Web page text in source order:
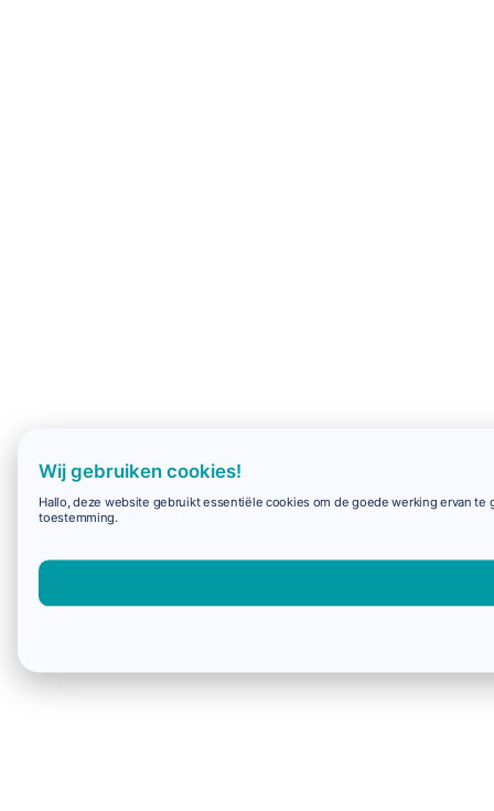
Wij gebruiken cookies!
Hallo, deze website gebruikt essentiële cookies om de goede werking ervan
toestemming.